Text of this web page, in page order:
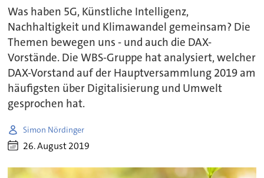
Was haben 5G, Künstliche Intelligenz,
Nachhaltigkeit und Klimawandel gemeinsam? Die
Themen bewegen uns - und auch die DAX-
Vorstände. Die WBS-Gruppe hat analysiert, welcher
DAX-Vorstand auf der Hauptversammlung 2019 am
häufigsten über Digitalisierung und Umwelt
gesprochen hat.
Simon Nördinger
26. August 2019